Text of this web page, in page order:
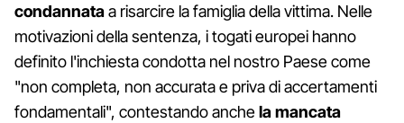
condannataa risarcire la famiglia della vittima. Nelle
motivazioni della sentenza, i togati europei hanno
definito l'inchiesta condotta nel nostro Paese come
"non completa, non accurata e priva di accertamenti
fondamentali", contestando anchelamancata